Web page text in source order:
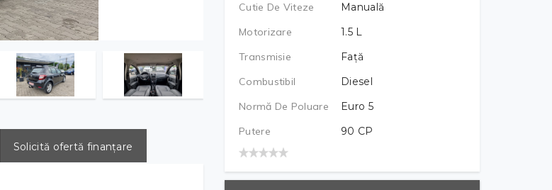
Solicită ofertă finanțare
Cutie De Viteze
Manuală
Motorizare
1.5L
Transmisie
Față
Combustibil
Diesel
Normă De Poluare
Euro 5
Putere
90 CP